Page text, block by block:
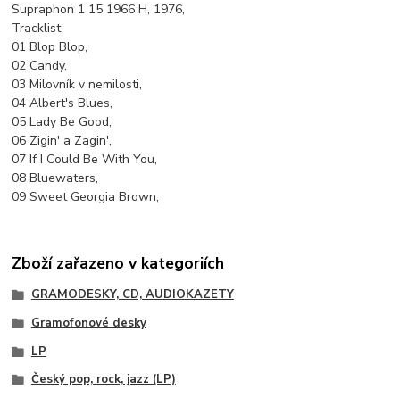
Supraphon 1 15 1966 H, 1976,
Tracklist:
01 Blop Blop,
02 Candy,
03 Milovník v nemilosti,
04 Albert's Blues,
05 Lady Be Good,
06 Zigin' a Zagin',
07 If I Could Be With You,
08 Bluewaters,
09 Sweet Georgia Brown,
Zboží zařazeno v kategoriích
GRAMODESKY, CD, AUDIOKAZETY
Gramofonové desky
LP
Český pop, rock, jazz (LP)